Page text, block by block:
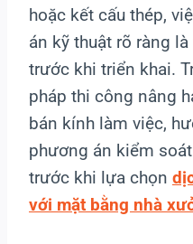
hoặc kết cấu thép,
án kỹ thuật rõ ràng
trước khi triển khai.
pháp thi công nâng
bán kính làm việc,
phương án kiểm
trước khi lựa chọn
với mặt bằng nhà